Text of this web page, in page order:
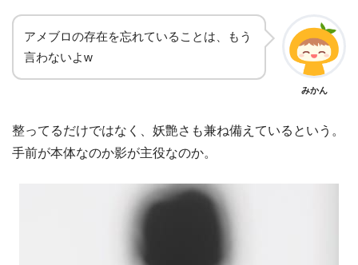
アメブロの存在を忘れていることは、もう
言わないよw
みかん
整ってるだけではなく、妖艶さも兼ね備えているという。
手前が本体なのか影が主役なのか。